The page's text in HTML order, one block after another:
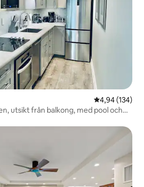
4,94 av 5 i
4,94 (134)
utsikt från balkong, med pool och